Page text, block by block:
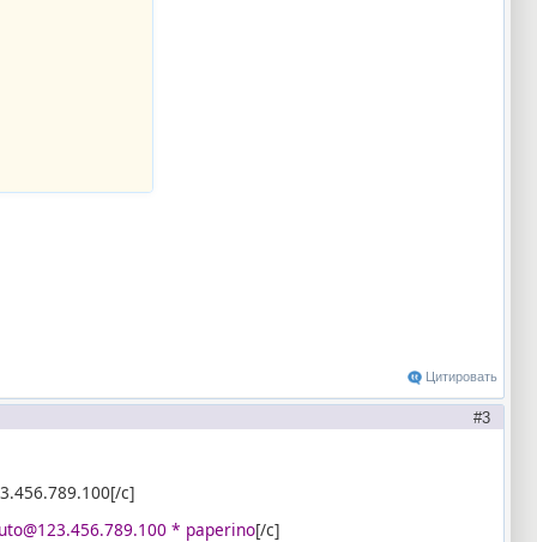
Цитировать
3
c]
* paperino[/c]